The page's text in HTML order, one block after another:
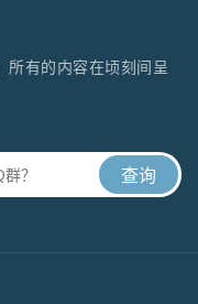
所有的内容在顷刻间呈